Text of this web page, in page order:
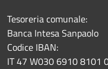
Tesoreria comunale:
Banca Intesa Sanpaolo
Codice IBAN:
IT 47 W030 6910 8101